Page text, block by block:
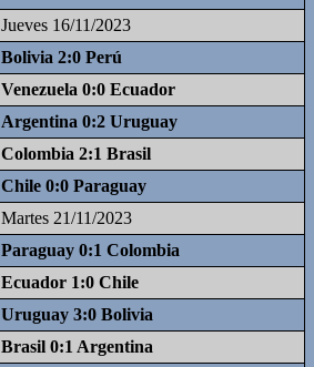
Jueves 16/11/2023
Bolivia 2:0 Perú
Venezuela 0:0 Ecuador
Argentina 0:2 Uruguay
Colombia 2:1 Brasil
Chile 0:0 Paraguay
Martes 21/11/2023
Paraguay 0:1 Colombia
Ecuador 1:0 Chile
Uruguay 3:0 Bolivia
Brasil 0:1 Argentina